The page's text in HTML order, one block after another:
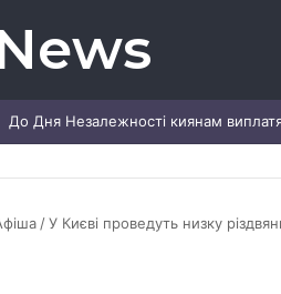
/У Києві проведуть низку